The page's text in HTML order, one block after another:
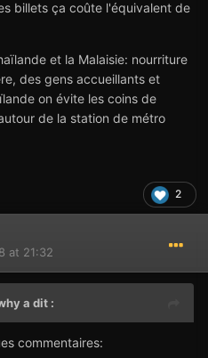
billets ça coûte l'équivalent de
et la Malaisie: nourriture
des gens accueillants et
on évite les coins de
de la station de métro
2
at 21:32
a dit :
commentaires: